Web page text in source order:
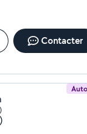
Contacter